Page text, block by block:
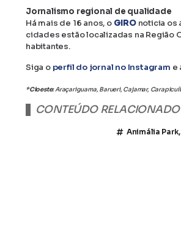
Jornalismo regional de qualidade
Há mais de 16 anos, o GIROnoticia os
cidades estão localizadas na Região
habitantes.
Siga o perfil do jornal no Instagram e
*Cioeste:Araçariguama, Barueri, Cajamar,
CONTEÚDO RELACIONADO
Cotia: vindos de BH, quatro
SP: quadrilha lucra R$ 200 mil